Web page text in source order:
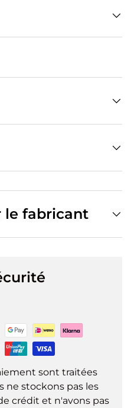
le fabricant
sont traitées
ne stockons pas les
crédit et n'avons pas